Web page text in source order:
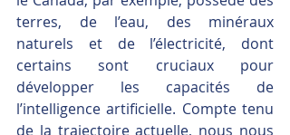
terres, de l’eau, des minéraux
naturels et de l’électricité, dont
certains sont cruciaux pour
développer les capacités de
l’intelligence artificielle. Compte tenu
de la trajectoire actuelle, nous nous